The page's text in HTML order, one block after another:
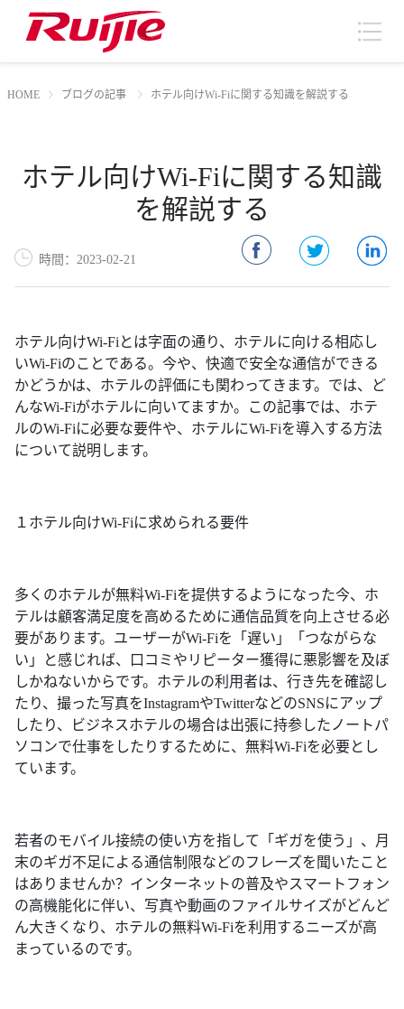
HOME ブログの記事 ホテル向けWi-Fiに関する知識を解説する
ホテル向けWi-Fiに関する知識
を解説する
時間：2023-02-21
ホテル向けWi-Fiとは字面の通り、ホテルに向ける相応し
いWi-Fiのことである。今や、快適で安全な通信ができる
かどうかは、ホテルの評価にも関わってきます。では、ど
んなWi-Fiがホテルに向いてますか。この記事では、ホテ
ルのWi-Fiに必要な要件や、ホテルにWi-Fiを導入する方法
について説明します。
１ホテル向けWi-Fiに求められる要件
多くのホテルが無料Wi-Fiを提供するようになった今、ホ
テルは顧客満足度を高めるために通信品質を向上させる必
要があります。ユーザーがWi-Fiを「遅い」「つながらな
い」と感じれば、口コミやリピーター獲得に悪影響を及ぼ
しかねないからです。ホテルの利用者は、行き先を確認し
たり、撮った写真をInstagramやTwitterなどのSNSにアップ
したり、ビジネスホテルの場合は出張に持参したノートパ
ソコンで仕事をしたりするために、無料Wi-Fiを必要とし
ています。
若者のモバイル接続の使い方を指して「ギガを使う」、月
末のギガ不足による通信制限などのフレーズを聞いたこと
はありませんか？インターネットの普及やスマートフォン
の高機能化に伴い、写真や動画のファイルサイズがどんど
ん大きくなり、ホテルの無料Wi-Fiを利用するニーズが高
まっているのです。